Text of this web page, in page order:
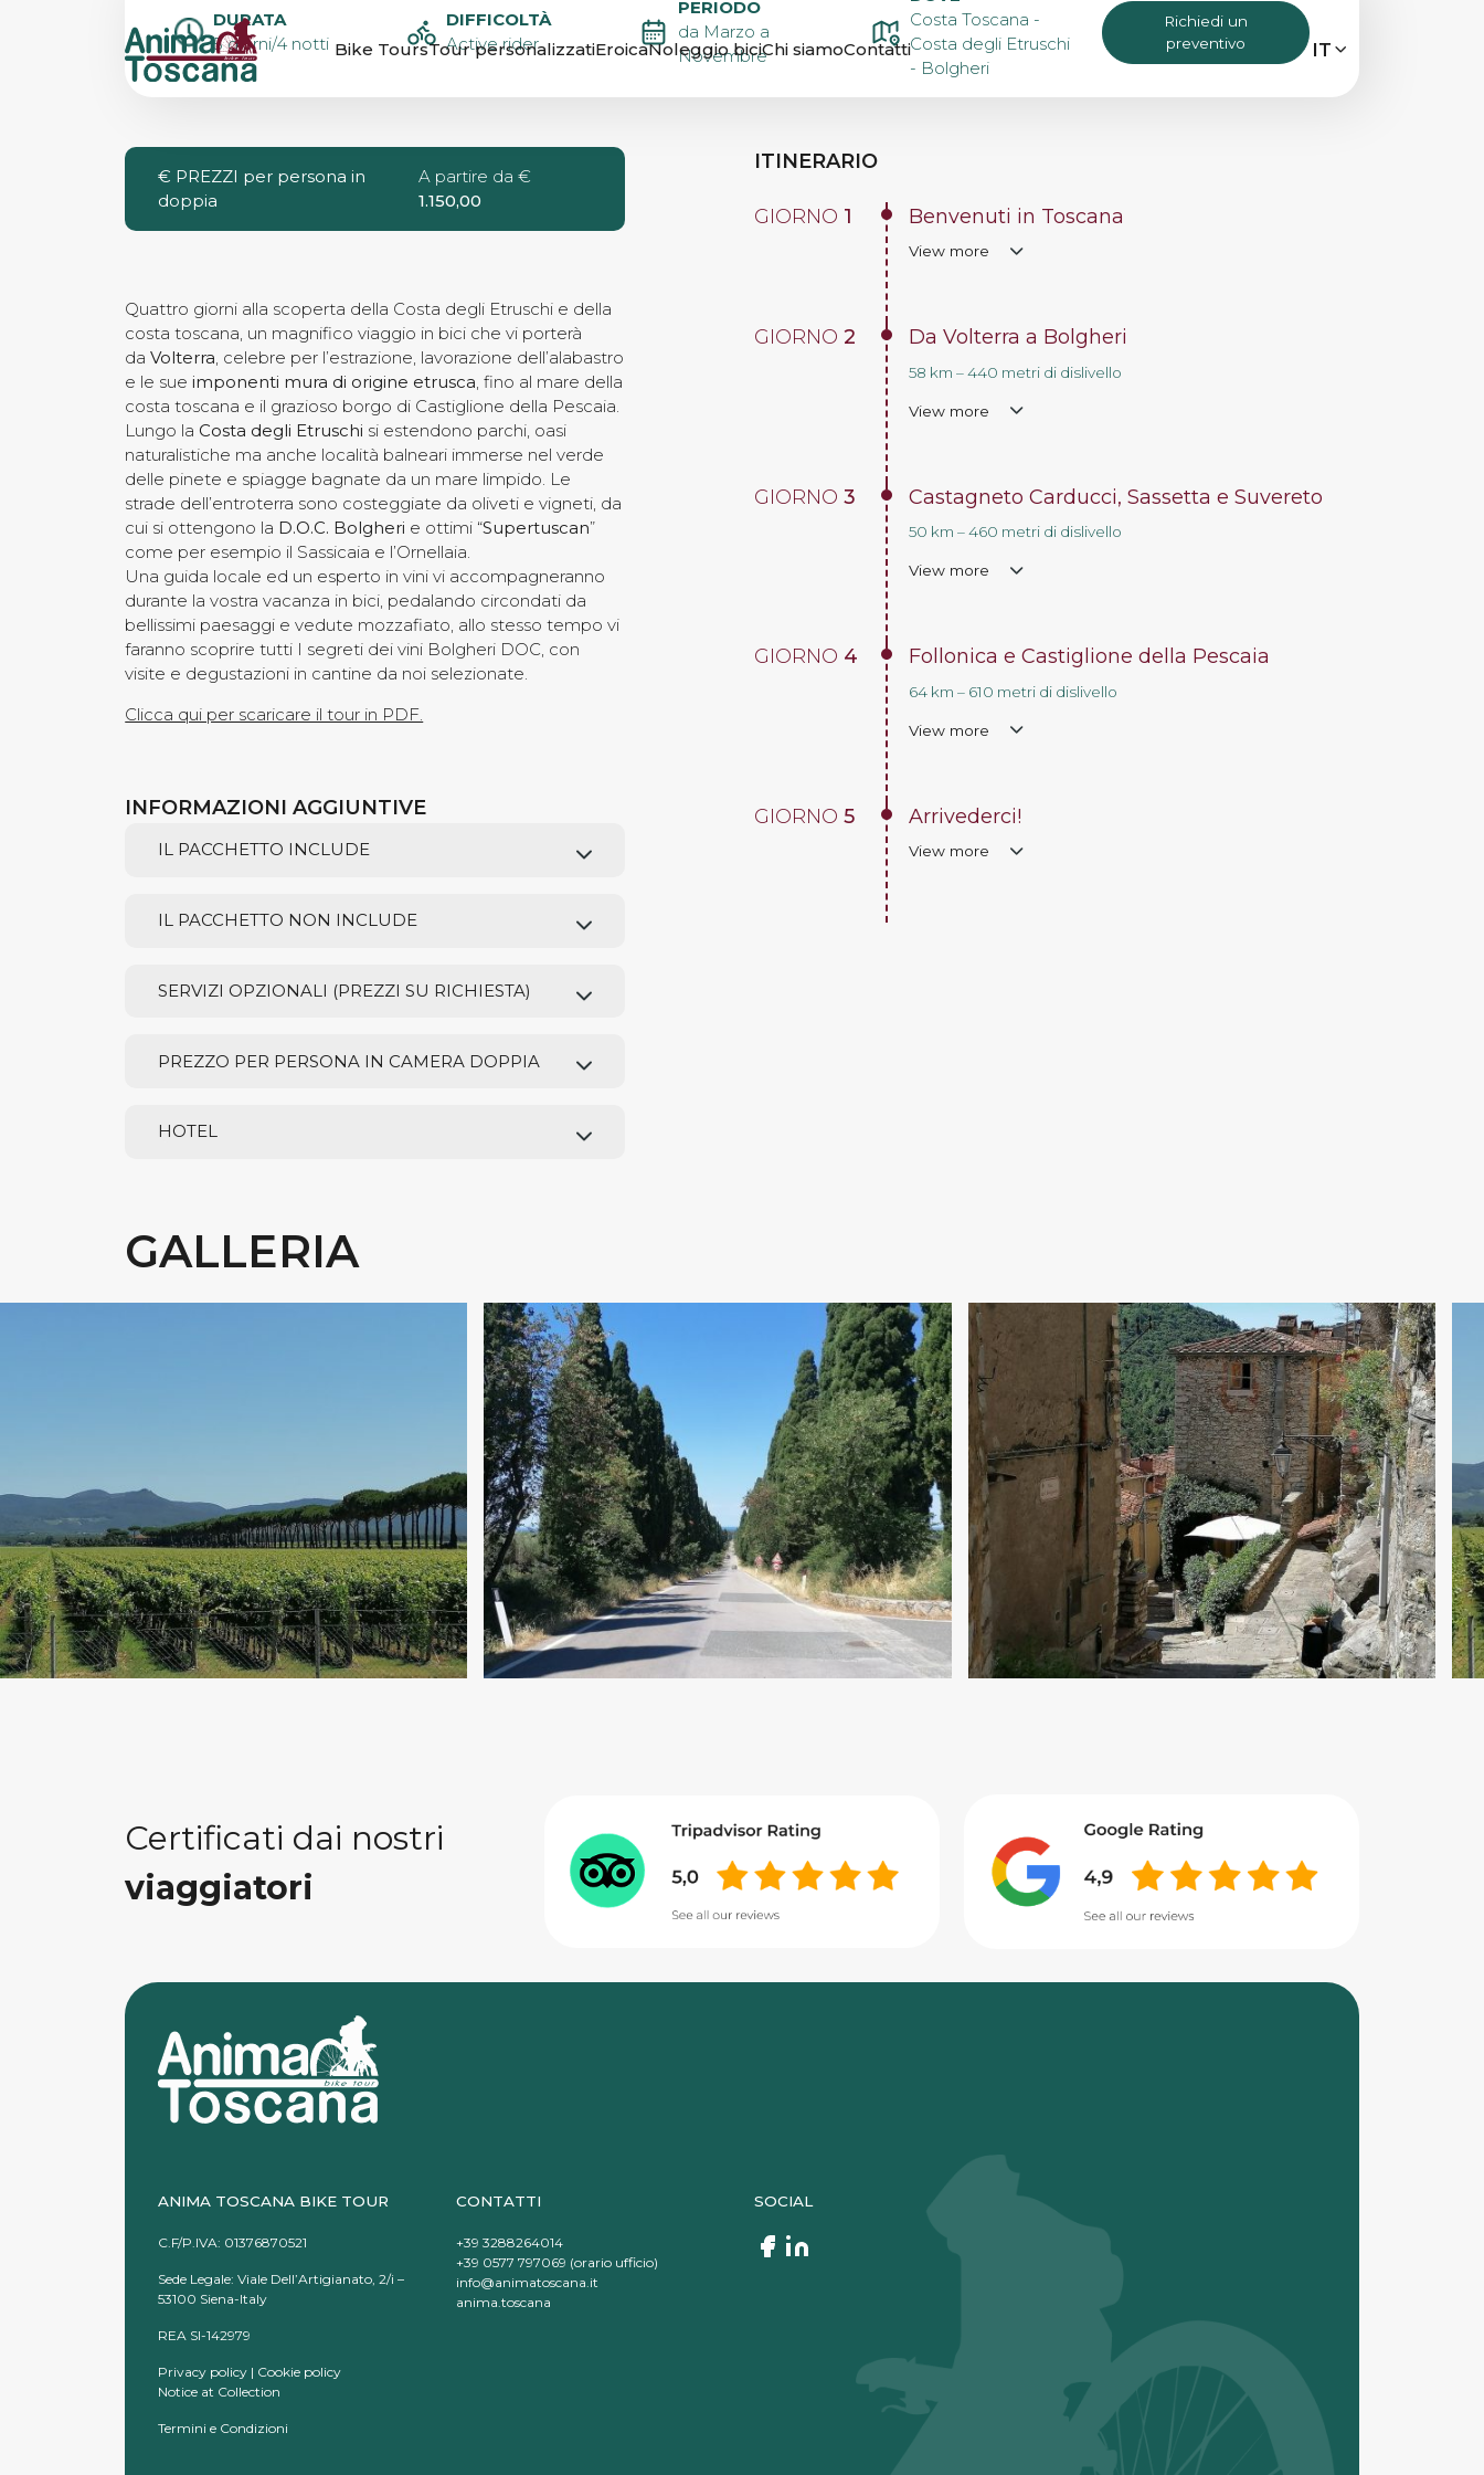
Bike ToursTour personalizzatiEroicaNoleggio biciChi siamoContatti IT
COSTA TOSCANA WINE
& BIKE TOUR
DURATA
5 giorni/4 notti
DIFFICOLTÀ
Active rider
PERIODO
da Marzo a
Novembre
Costa Toscana -
Costa degli Etruschi
- Bolgheri
Richiedi un
preventivo
€ PREZZI per persona in
doppia
A partire da €
1.150,00
Quattro giorni alla scoperta della Costa degli Etruschi e della
costa toscana, un magnifico viaggio in bici che vi porterà
daVolterra, celebre per l’estrazione, lavorazione dell’alabastro
e le sueimponenti mura di origine etrusca, fino al mare della
costa toscana e il grazioso borgo di Castiglione della Pescaia.
Lungo la Costa degli Etruschi si estendono parchi, oasi
naturalistiche ma anche località balneari immerse nel verde
delle pinete e spiagge bagnate da un mare limpido. Le
strade dell’entroterra sono costeggiate da oliveti e vigneti, da
cui si ottengono la D.O.C. Bolgheri e ottimi “Supertuscan”
come per esempio il Sassicaia e l’Ornellaia.
Una guida locale ed un esperto in vini vi accompagneranno
durante la vostra vacanza in bici, pedalando circondati da
bellissimi paesaggi e vedute mozzafiato, allo stesso tempo vi
faranno scoprire tutti I segreti dei vini Bolgheri DOC, con
visite e degustazioni in cantine da noi selezionate.
Clicca qui per scaricare il tour in PDF.
INFORMAZIONI AGGIUNTIVE
IL PACCHETTO INCLUDE
IL PACCHETTO NON INCLUDE
SERVIZI OPZIONALI (PREZZI SU RICHIESTA)
PREZZO PER PERSONA IN CAMERA DOPPIA
HOTEL
ITINERARIO
GIORNO 1 Benvenuti in Toscana
View more
GIORNO2 Da Volterra a Bolgheri
58 km – 440 metri di dislivello
View more
GIORNO3 Castagneto Carducci, Sassetta e Suvereto
50 km – 460 metri di dislivello
View more
GIORNO 4 Follonica e Castiglione della Pescaia
64 km – 610 metri di dislivello
View more
GIORNO5 Arrivederci!
View more
GALLERIA
Certificati dai nostri
viaggiatori
ANIMA TOSCANA BIKE TOUR
C.F/P.IVA: 01376870521
Sede Legale: Viale Dell’Artigianato, 2/i –
53100 Siena-Italy
REA SI-142979
Privacy policy | Cookie policy
Notice at Collection
Termini e Condizioni
CONTATTI
+39 3288264014
+39 0577 797069 (orario ufficio)
info@animatoscana.it
anima.toscana
SOCIAL
MENU
Tour personalizzati
Noleggio bici
Contatti